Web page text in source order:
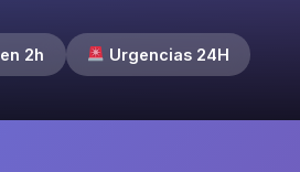
2h Urgencias 24H